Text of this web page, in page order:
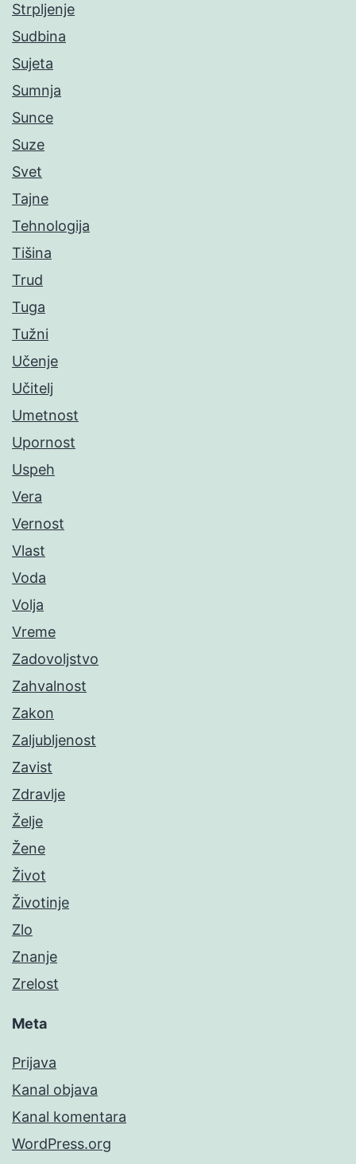
Strpljenje
Sudbina
Sujeta
Sumnja
Sunce
Suze
Svet
Tajne
Tehnologija
Tišina
Trud
Tuga
Tužni
Učenje
Učitelj
Umetnost
Upornost
Uspeh
Vera
Vernost
Vlast
Voda
Volja
Vreme
Zadovoljstvo
Zahvalnost
Zakon
Zaljubljenost
Zavist
Zdravlje
Želje
Žene
Život
Životinje
Zlo
Znanje
Zrelost
Meta
Prijava
Kanal objava
Kanal komentara
WordPress.org